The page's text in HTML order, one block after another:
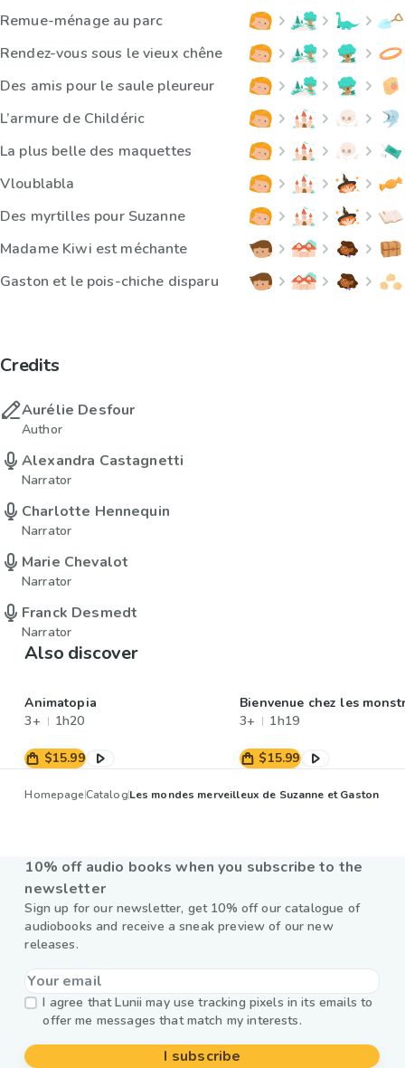
Remue-ménage au parc
Rendez-vous sous le vieux chêne
Des amis pour le saule pleureur
L’armure de Childéric
La plus belle des maquettes
Vloublabla
Des myrtilles pour Suzanne
Madame Kiwi est méchante
Gaston et le pois-chiche disparu
Credits
Aurélie Desfour
Author
Alexandra Castagnetti
Narrator
Charlotte Hennequin
Narrator
Marie Chevalot
Narrator
Franck Desmedt
Narrator
Also discover
Animatopia
3+
1h20
$15.99
Bienvenue chez les
3+
1h19
$15.99
HomepageCatalogLes mondes merveilleux de Suzanne et Gaston
10% off audio books when you subscribe to the
newsletter
Sign up for our newsletter, get 10% off our catalogue of
audiobooks and receive a sneak preview of our new
releases.
I agree that Lunii may use tracking pixels in its emails to
offer me messages that match my interests.
I subscribe